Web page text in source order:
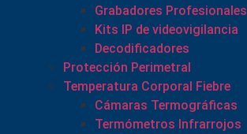
Grabadores Profesionales
Kits IP de videovigilancia
Decodificadores
Protección Perimetral
Temperatura Corporal Fiebre
Cámaras Termográficas
Termómetros Infrarrojos